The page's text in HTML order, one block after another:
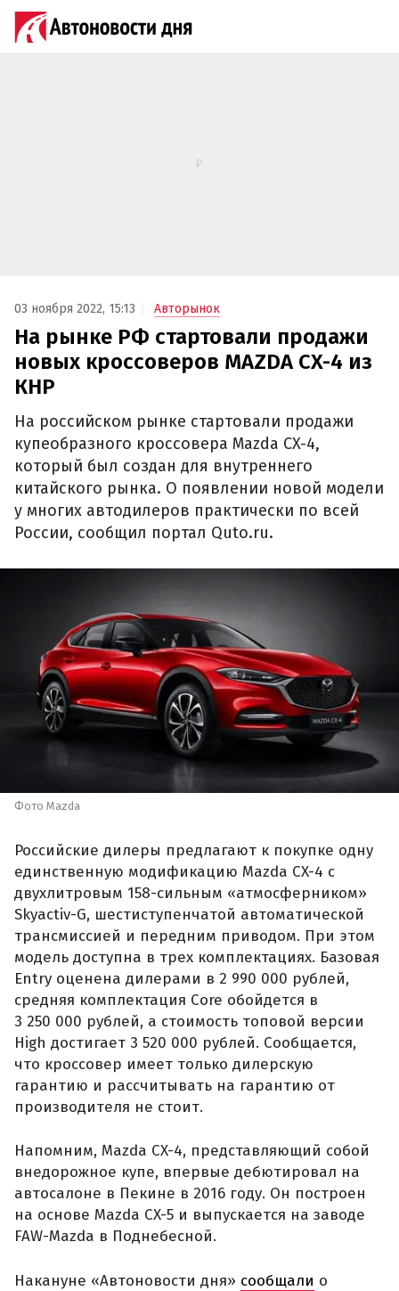
03 ноября 2022, 15:13 Авторынок
На рынке РФ стартовали продажи
новых кроссоверов MAZDA CX-4 из
КНР
На российском рынке стартовали продажи
купеобразного кроссовера Mazda CX-4,
который был создан для внутреннего
китайского рынка. О появлении новой модели
у многих автодилеров практически по всей
России, сообщил портал Quto.ru.
Фото Mazda
Российские дилеры предлагают к покупке одну
единственную модификацию Mazda CX-4 с
двухлитровым 158-сильным «атмосферником»
Skyactiv-G, шестиступенчатой автоматической
трансмиссией и передним приводом. При этом
модель доступна в трех комплектациях. Базовая
Entry оценена дилерами в 2 990 000 рублей,
средняя комплектация Core обойдется в
3 250 000 рублей, а стоимость топовой версии
High достигает 3 520 000 рублей. Сообщается,
что кроссовер имеет только дилерскую
гарантию и рассчитывать на гарантию от
производителя не стоит.
Напомним, Mazda CX-4, представляющий собой
внедорожное купе, впервые дебютировал на
автосалоне в Пекине в 2016 году. Он построен
на основе Mazda CX-5 и выпускается на заводе
FAW-Mazda в Поднебесной.
Накануне «Автоновости дня» сообщали о